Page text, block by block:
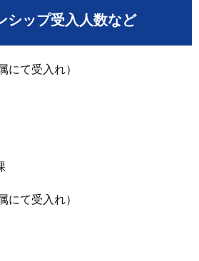
シップ受入人数など
にて受入れ）
にて受入れ）